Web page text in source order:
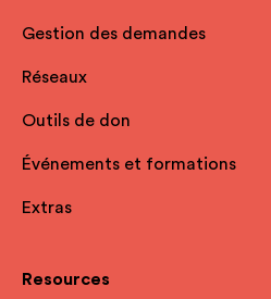
Gestion des demandes
Réseaux
Outils de don
Événements et formations
Extras
Resources